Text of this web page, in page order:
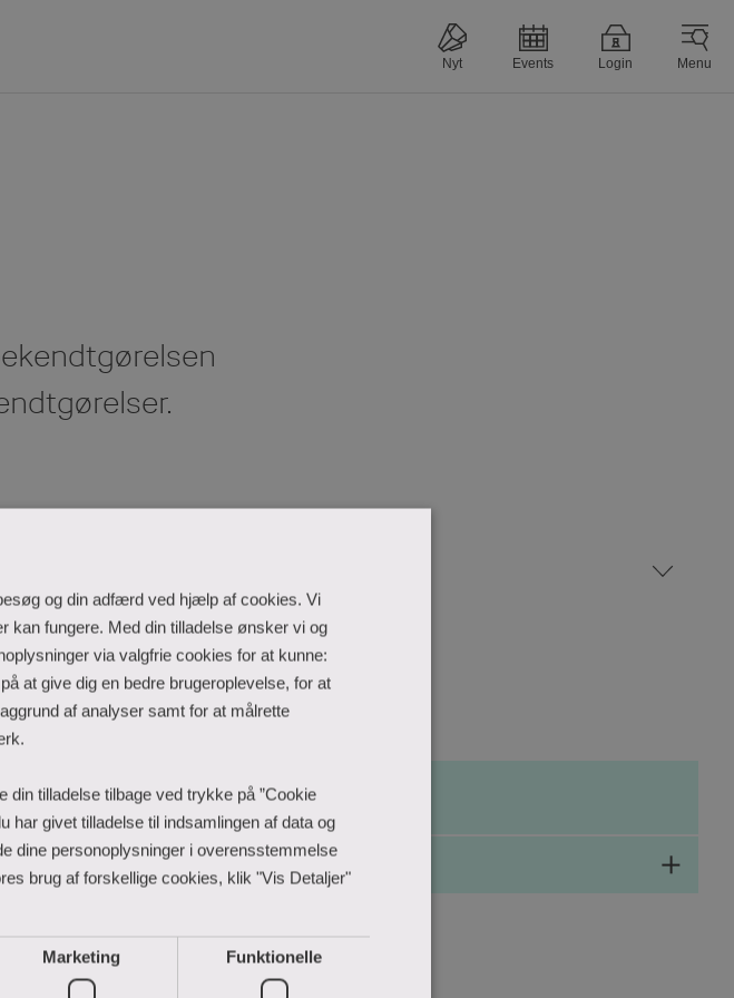
Nyt Events Login Menu
og din adfærd ved hjælp af cookies. Vi
kan fungere. Med din tilladelse ønsker vi og
via valgfrie cookies for at kunne:
at give dig en bedre brugeroplevelse, for at
af analyser samt for at målrette
tilladelse tilbage ved trykke på ”Cookie
har givet tilladelse til indsamlingen af data og
dine personoplysninger i overensstemmelse
brug af forskellige cookies, klik "Vis Detaljer"
Marketing Funktionelle